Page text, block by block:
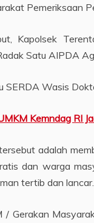
Pemeriksaan
Kapolsek
Satu AIPDA
SERDA Wasis
Kemndag RI
adalah
dan warga
tertib dan lancar.
Gerakan